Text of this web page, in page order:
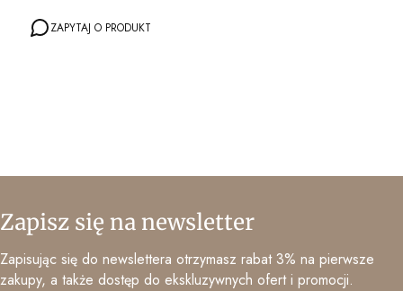
ZAPYTAJ O PRODUKT
Zapisz się na newsletter
Zapisując się do newslettera otrzymasz rabat 3% na pierwsze
zakupy, a także dostęp do ekskluzywnych ofert i promocji.